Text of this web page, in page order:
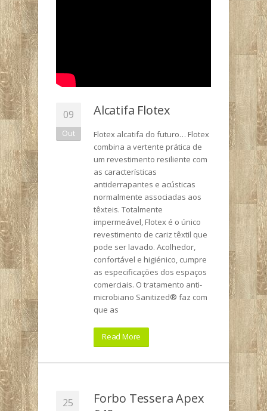
09
Out
Alcatifa Flotex
Flotex alcatifa do futuro… Flotex
combina a vertente prática de
um revestimento resiliente com
as características
antiderrapantes e acústicas
normalmente associadas aos
têxteis. Totalmente
impermeável, Flotex é o único
revestimento de cariz têxtil que
pode ser lavado. Acolhedor,
confortável e higiénico, cumpre
as especificações dos espaços
comerciais. O tratamento anti-
microbiano Sanitized® faz com
que as
Read More
25
Forbo Tessera Apex